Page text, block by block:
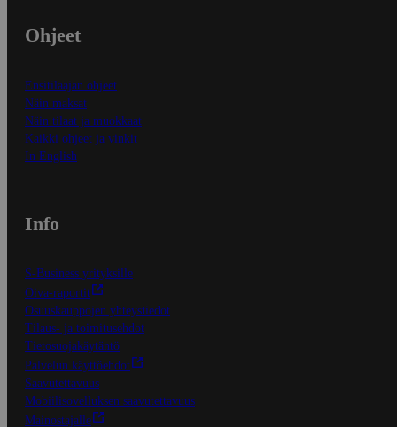
Ohjeet
Ensitilaajan ohjeet
Näin maksat
Näin tilaat ja muokkaat
Kaikki ohjeet ja vinkit
In English
Info
S-Business yrityksille
Oiva-raportit
Osuuskauppojen yhteystiedot
Tilaus- ja toimitusehdot
Tietosuojakäytäntö
Palvelun käyttöehdot
Saavutettavuus
Mobiilisovelluksen saavutettavuus
Mainostajalle